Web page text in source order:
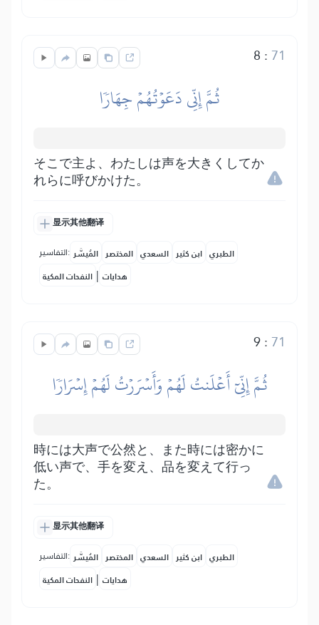
8 : 71
ثُمَّ إِنِّي دَعَوۡتُهُمۡ جِهَارٗا
そこで主よ、わたしは声を大きくしてか
れらに呼びかけた。
显示其他翻译
التفاسير: المُيسَّر المختصر السعدي ابن كثير الطبري
النفحات المكية | هدايات
9: 71
ثُمَّ إِنِّيٓ أَعۡلَنتُ لَهُمۡ وَأَسۡرَرۡتُ لَهُمۡ إِسۡرَارٗا
時には大声で公然と、また時には密かに
低い声で、手を変え、品を変えて行っ
た。
显示其他翻译
التفاسير: المُيسَّر المختصر السعدي ابن كثير الطبري
النفحات المكية | هدايات